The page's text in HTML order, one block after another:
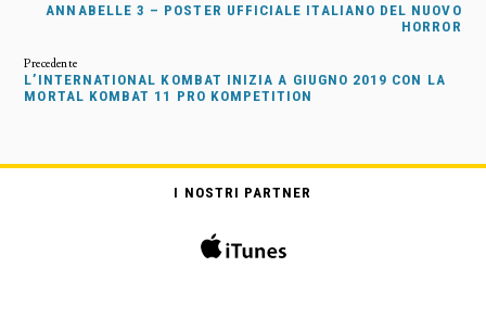
ANNABELLE 3 – POSTER UFFICIALE ITALIANO DEL NUOVO
HORROR
L’INTERNATIONAL KOMBAT INIZIA A GIUGNO 2019 CON LA
MORTAL KOMBAT 11 PRO KOMPETITION
I NOSTRI PARTNER